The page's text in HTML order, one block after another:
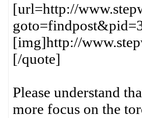
[url=http://
[img]http://
[/quote]
Please understand
more focus on the